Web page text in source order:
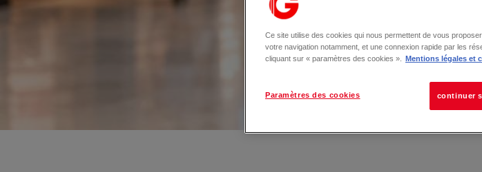
🎁 Le cadeau idéal en quelques clics !
Ce site utilise des cookies qui nous permettent de vous
votre navigation notamment, et une connexion rapide par les
cliquant sur « paramètres des cookies ».
Mentions légales et
Paramètres des cookies continuer